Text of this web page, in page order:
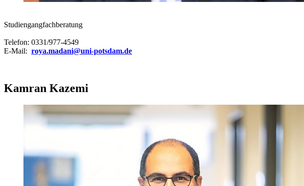
Studiengangfachberatung
Telefon: 0331/977-4549
E-Mail: roya.madani@uni-potsdam.de
Kamran Kazemi